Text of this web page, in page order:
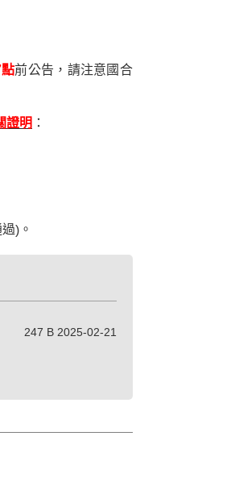
點前公告，請注意國合
證明 ：
) 。
247 B 2025-02-21